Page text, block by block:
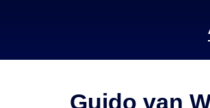
Guido van